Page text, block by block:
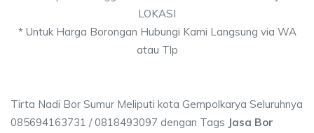
LOKASI
* Untuk Harga Borongan Hubungi Kami Langsung via WA
atau Tlp
Tirta Nadi Bor Sumur Meliputi kota Gempolkarya Seluruhnya
085694163731 / 0818493097 dengan Tags Jasa Bor